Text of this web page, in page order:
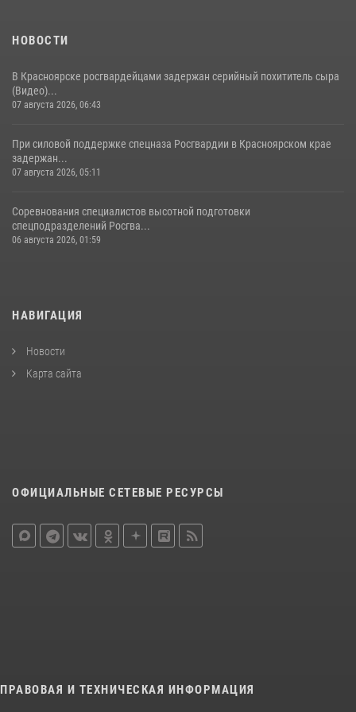
НОВОСТИ
В Красноярске росгвардейцами задержан серийный похититель сыра
(Видео)...
07 августа 2026, 06:43
При силовой поддержке спецназа Росгвардии в Красноярском крае
задержан...
07 августа 2026, 05:11
Соревнования специалистов высотной подготовки
спецподразделений Росгва...
06 августа 2026, 01:59
НАВИГАЦИЯ
Новости
Карта сайта
ОФИЦИАЛЬНЫЕ СЕТЕВЫЕ РЕСУРСЫ
ПРАВОВАЯ И ТЕХНИЧЕСКАЯ ИНФОРМАЦИЯ